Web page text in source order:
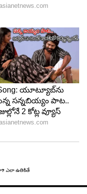
అంటుకోకుండా
ఉంటాయి.
ఒకరమైన వాసన
ఆ తర్వాతే వాటిని
ఎండలో